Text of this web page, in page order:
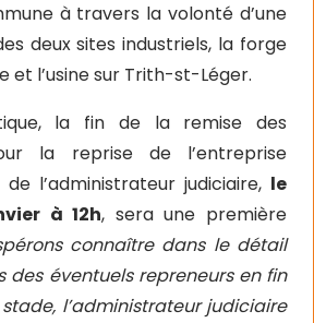
à travers la volonté d’une
deux sites industriels, la forge
et l’usine sur Trith-st-Léger.
la fin de la remise des
la reprise de l’entreprise
l’administrateur judiciaire, le
à 12h, sera une première
connaître dans le détail
des éventuels repreneurs en fin
l’administrateur judiciaire